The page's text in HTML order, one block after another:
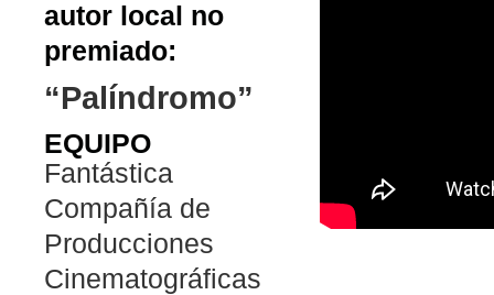
autor local no
premiado:
“Palíndromo”
EQUIPO
Fantástica
Compañía de
Producciones
Cinematográficas